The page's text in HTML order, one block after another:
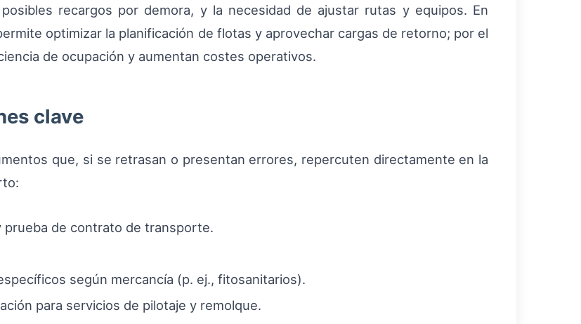
recargos por demora, y la necesidad de ajustar rutas y equipos. En
optimizar la planificación de flotas y aprovechar cargas de retorno; por el
de ocupación y aumentan costes operativos.
clave
que, si se retrasan o presentan errores, repercuten directamente en la
de contrato de transporte.
según mercancía (p. ej., fitosanitarios).
para servicios de pilotaje y remolque.